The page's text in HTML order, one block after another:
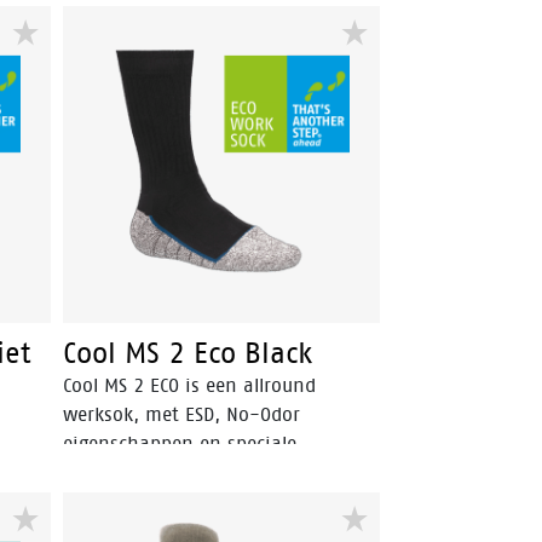
Cool MS 2 Eco Black
Cool MS 2 ECO is een allround
werksok, met ESD, No-Odor
eigenschappen en speciale